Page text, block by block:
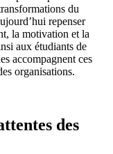
du
repenser
la motivation et la
aux étudiants de
accompagnent ces
organisations.
des